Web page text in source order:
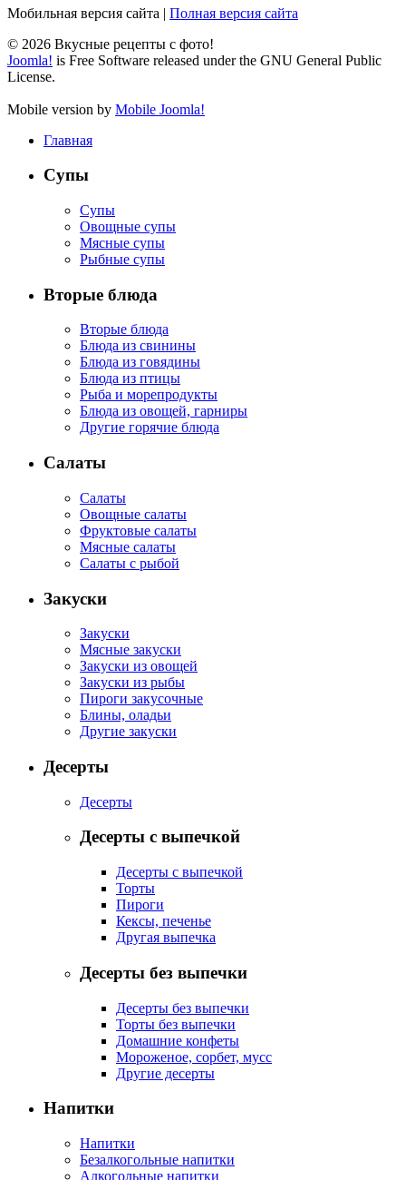
Мобильная версия сайта | Полная версия сайта
© 2026 Вкусные рецепты с фото!
Joomla! is Free Software released under the GNU General Public
License.
Mobile version by Mobile Joomla!
Главная
Супы
Супы
Овощные супы
Мясные супы
Рыбные супы
Вторые блюда
Вторые блюда
Блюда из свинины
Блюда из говядины
Блюда из птицы
Рыба и морепродукты
Блюда из овощей, гарниры
Другие горячие блюда
Салаты
Салаты
Овощные салаты
Фруктовые салаты
Мясные салаты
Салаты с рыбой
Закуски
Закуски
Мясные закуски
Закуски из овощей
Закуски из рыбы
Пироги закусочные
Блины, оладьи
Другие закуски
Десерты
Десерты
Десерты с выпечкой
Десерты с выпечкой
Торты
Пироги
Кексы, печенье
Другая выпечка
Десерты без выпечки
Десерты без выпечки
Торты без выпечки
Домашние конфеты
Мороженое, сорбет, мусс
Другие десерты
Напитки
Напитки
Безалкогольные напитки
Алкогольные напитки